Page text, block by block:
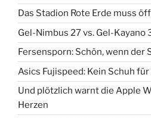
Das Stadion Rote Erde muss
Gel-Nimbus 27 vs. Gel-Kayano
Fersensporn: Schön, wenn der
Asics Fujispeed: Kein Schuh
Und plötzlich warnt die Apple
Herzen